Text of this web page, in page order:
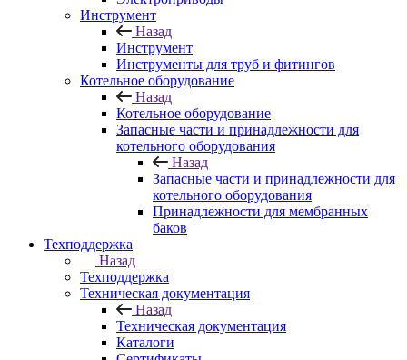
Инструмент
Назад
Инструмент
Инструменты для труб и фитингов
Котельное оборудование
Назад
Котельное оборудование
Запасные части и принадлежности для
котельного оборудования
Назад
Запасные части и принадлежности для
котельного оборудования
Принадлежности для мембранных
баков
Техподдержка
Назад
Техподдержка
Техническая документация
Назад
Техническая документация
Каталоги